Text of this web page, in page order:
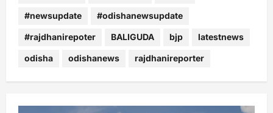
#newsupdate #odishanewsupdate
#rajdhanirepoter BALIGUDA bjp latestnews
odisha odishanews rajdhanireporter